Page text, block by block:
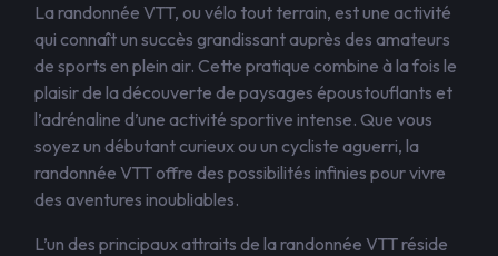
La randonnée VTT, ou vélo tout terrain, est une activité
qui connaît un succès grandissant auprès des amateurs
de sports en plein air. Cette pratique combine à la fois le
plaisir de la découverte de paysages époustouflants et
l’adrénaline d’une activité sportive intense. Que vous
soyez un débutant curieux ou un cycliste aguerri, la
randonnée VTT offre des possibilités infinies pour vivre
des aventures inoubliables.
L’un des principaux attraits de la randonnée VTT réside